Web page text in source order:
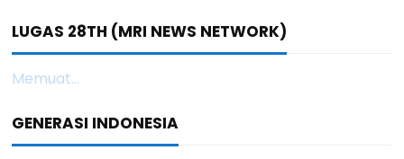
LUGAS 28TH (MRI NEWS NETWORK)
Memuat...
GENERASI INDONESIA